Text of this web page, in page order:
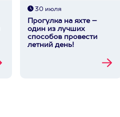
30 июля
Прогулка на яхте –
один из лучших
способов провести
летний день!